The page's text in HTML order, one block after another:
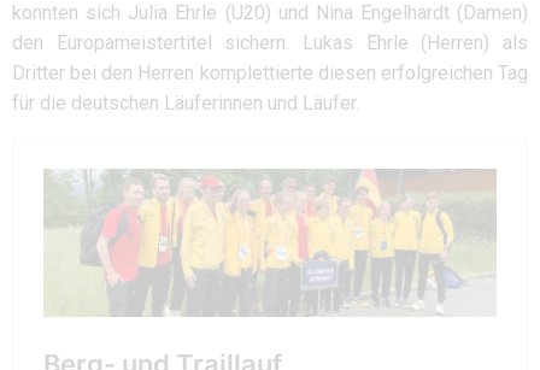
konnten sich Julia Ehrle (U20) und Nina Engelhardt (Damen)
den Europameistertitel sichern. Lukas Ehrle (Herren) als
Dritter bei den Herren komplettierte diesen erfolgreichen Tag
für die deutschen Läuferinnen und Läufer.